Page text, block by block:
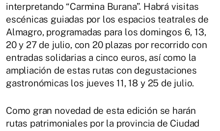
interpretando “Carmina Burana”. Habrá visitas
escénicas guiadas por los espacios teatrales de
Almagro, programadas para los domingos 6, 13,
20 y 27 de julio, con 20 plazas por recorrido con
entradas solidarias a cinco euros, así como la
ampliación de estas rutas con degustaciones
gastronómicas los jueves 11, 18 y 25 de julio.
Como gran novedad de esta edición se harán
rutas patrimoniales por la provincia de Ciudad